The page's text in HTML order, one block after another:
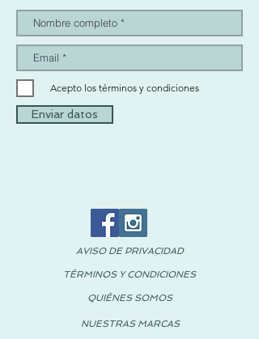
Acepto los términos y condiciones
Enviar datos
AVISO DE PRIVACIDAD
TÉRMINOS Y CONDICIONES
QUIÉNES SOMOS
NUESTRAS MARCAS